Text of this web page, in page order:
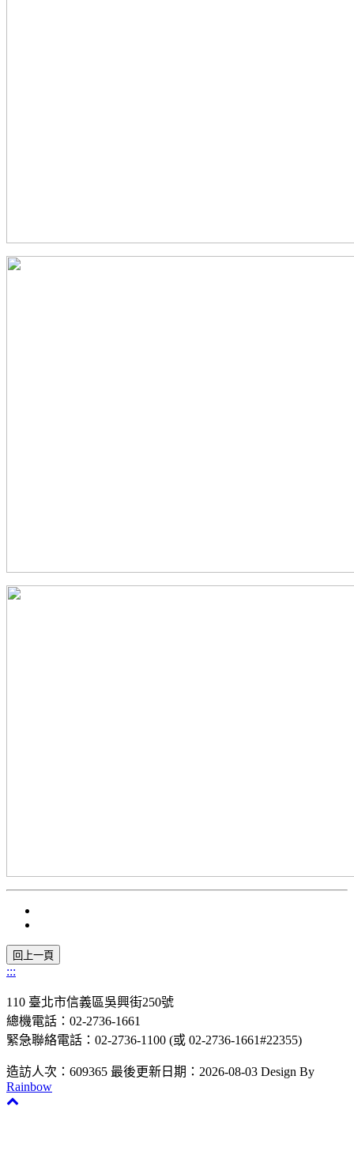
:::
110 臺北市信義區吳興街250號
總機電話：02-2736-1661
緊急聯絡電話：02-2736-1100 (或 02-2736-1661#22355)
造訪人次：609365 最後更新日期：2026-08-03 Design By
Rainbow